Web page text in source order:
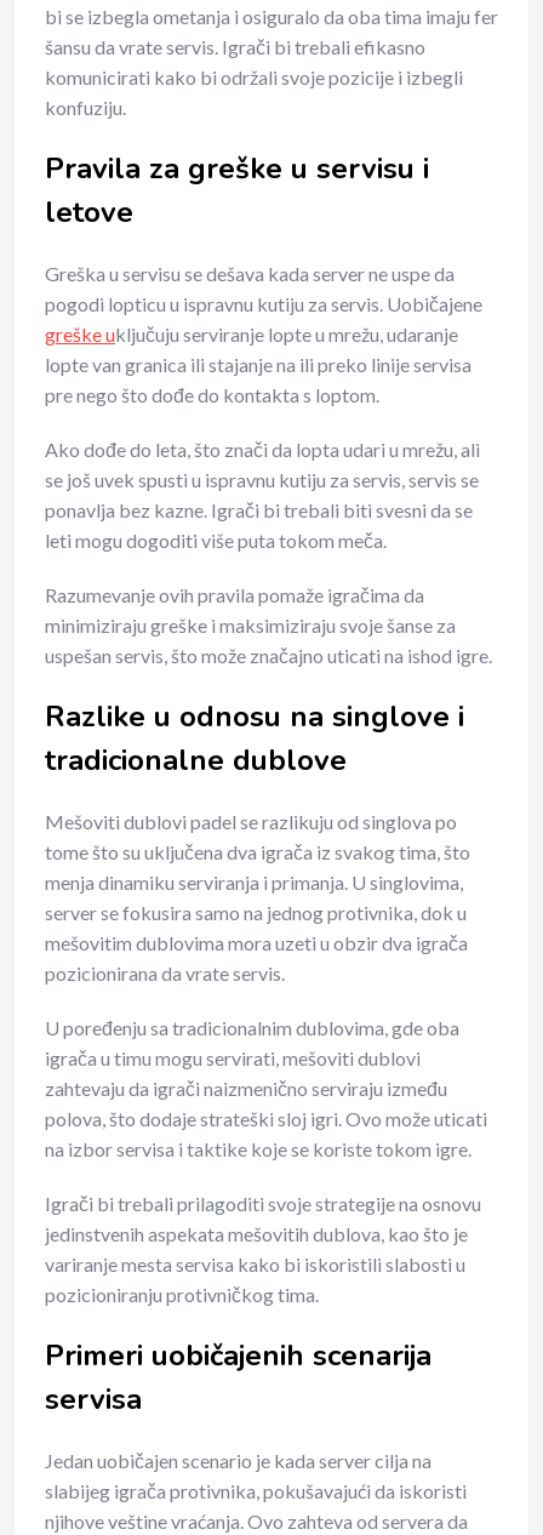
bi se izbegla ometanja i osiguralo da oba tima imaju fer
šansu da vrate servis. Igrači bi trebali efikasno
komunicirati kako bi održali svoje pozicije i izbegli
konfuziju.
Pravila za greške u servisu i
letove
Greška u servisu se dešava kada server ne uspe da
pogodi lopticu u ispravnu kutiju za servis. Uobičajene
greške uključuju serviranje lopte u mrežu, udaranje
lopte van granica ili stajanje na ili preko linije servisa
pre nego što dođe do kontakta s loptom.
Ako dođe do leta, što znači da lopta udari u mrežu, ali
se još uvek spusti u ispravnu kutiju za servis, servis se
ponavlja bez kazne. Igrači bi trebali biti svesni da se
leti mogu dogoditi više puta tokom meča.
Razumevanje ovih pravila pomaže igračima da
minimiziraju greške i maksimiziraju svoje šanse za
uspešan servis, što može značajno uticati na ishod igre.
Razlike u odnosu na singlove i
tradicionalne dublove
Mešoviti dublovi padel se razlikuju od singlova po
tome što su uključena dva igrača iz svakog tima, što
menja dinamiku serviranja i primanja. U singlovima,
server se fokusira samo na jednog protivnika, dok u
mešovitim dublovima mora uzeti u obzir dva igrača
pozicionirana da vrate servis.
U poređenju sa tradicionalnim dublovima, gde oba
igrača u timu mogu servirati, mešoviti dublovi
zahtevaju da igrači naizmenično serviraju između
polova, što dodaje strateški sloj igri. Ovo može uticati
na izbor servisa i taktike koje se koriste tokom igre.
Igrači bi trebali prilagoditi svoje strategije na osnovu
jedinstvenih aspekata mešovitih dublova, kao što je
variranje mesta servisa kako bi iskoristili slabosti u
pozicioniranju protivničkog tima.
Primeri uobičajenih scenarija
servisa
Jedan uobičajen scenario je kada server cilja na
slabijeg igrača protivnika, pokušavajući da iskoristi
njihove veštine vraćanja. Ovo zahteva od servera da